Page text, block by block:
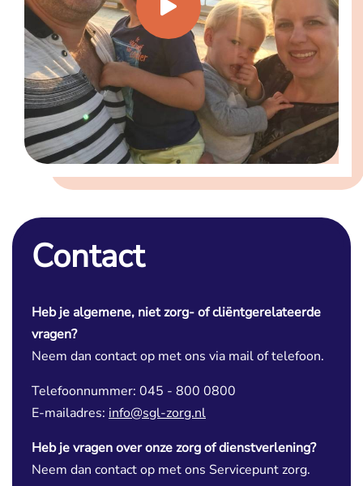
Contact
Heb je algemene, niet zorg- of cliëntgerelateerde
vragen?
Neem dan contact op met ons via mail of telefoon.
Telefoonnummer: 045 - 800 0800
E-mailadres: info@sgl-zorg.nl
Heb je vragen over onze zorg of dienstverlening?
Neem dan contact op met ons Servicepunt zorg.